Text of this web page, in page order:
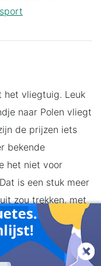
het vliegtuig. Leuk
naar Polen vliegt
de prijzen iets
bekende
het niet voor
is een stuk meer
zou trekken. met
de auto naar
locatie zelf ook
op vakantie